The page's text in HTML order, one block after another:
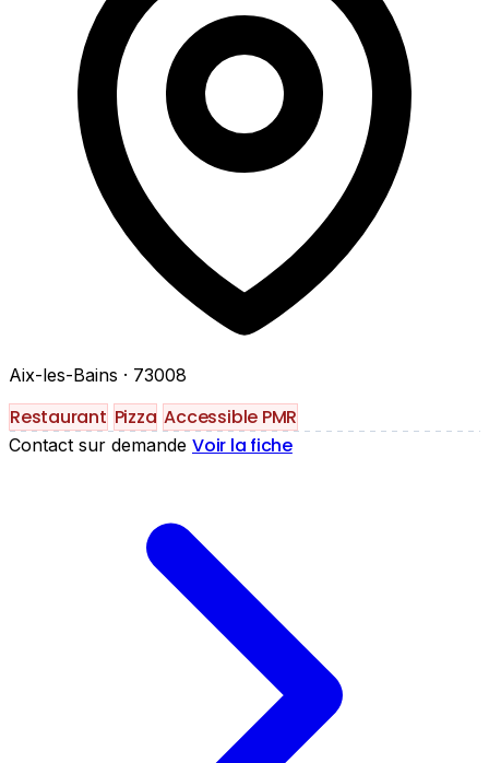
Aix-les-Bains · 73008
Restaurant Pizza Accessible PMR
Contact sur demande Voir la fiche